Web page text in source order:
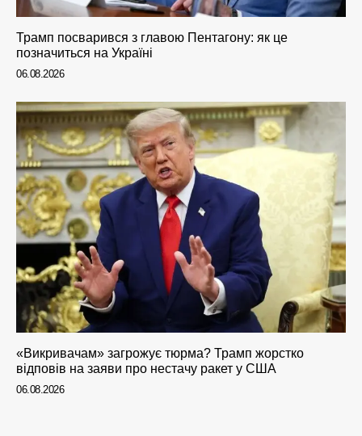
Трамп посварився з главою Пентагону: як це
позначиться на Україні
06.08.2026
«Викривачам» загрожує тюрма? Трамп жорстко
відповів на заяви про нестачу ракет у США
06.08.2026